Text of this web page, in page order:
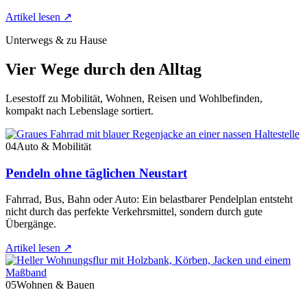
Artikel lesen ↗
Unterwegs & zu Hause
Vier Wege durch den Alltag
Lesestoff zu Mobilität, Wohnen, Reisen und Wohlbefinden,
kompakt nach Lebenslage sortiert.
04Auto & Mobilität
Pendeln ohne täglichen Neustart
Fahrrad, Bus, Bahn oder Auto: Ein belastbarer Pendelplan entsteht
nicht durch das perfekte Verkehrsmittel, sondern durch gute
Übergänge.
Artikel lesen ↗
05Wohnen & Bauen